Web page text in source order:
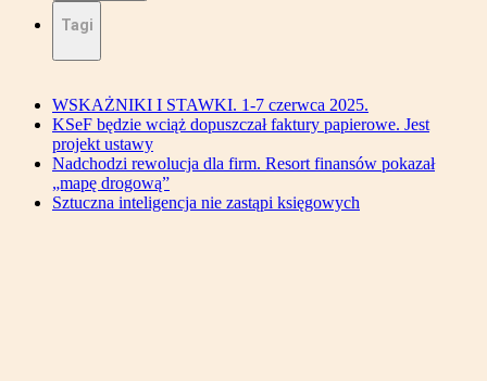
Tagi
WSKAŻNIKI I STAWKI. 1-7 czerwca 2025.
KSeF będzie wciąż dopuszczał faktury papierowe. Jest
projekt ustawy
Nadchodzi rewolucja dla firm. Resort finansów pokazał
„mapę drogową”
Sztuczna inteligencja nie zastąpi księgowych